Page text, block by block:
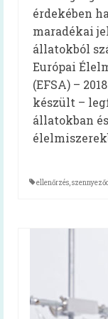
érdekében
maradékai
állatokból
Európai
(EFSA) –
készült –
állatokban
ellenőrzés,